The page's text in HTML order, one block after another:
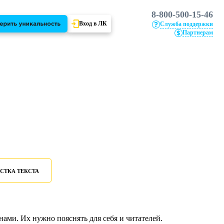
Вход в ЛК
8-800-500-15-46
Служба поддержки
Партнерам
ТЕКСТА
Их нужно пояснять для себя и читателей.